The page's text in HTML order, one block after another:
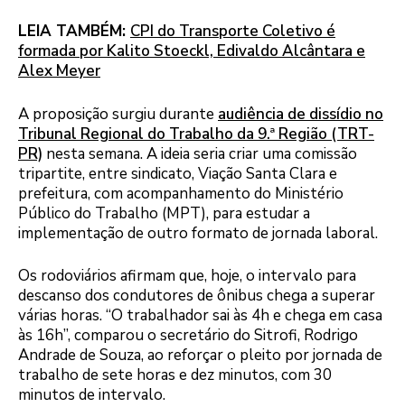
LEIA TAMBÉM: CPI do Transporte Coletivo é
formada por Kalito Stoeckl, Edivaldo Alcântara e
Alex Meyer
A proposição surgiu durante audiência de dissídio no
Tribunal Regional do Trabalho da 9.ª Região (TRT-
PR) nesta semana. A ideia seria criar uma comissão
tripartite, entre sindicato, Viação Santa Clara e
prefeitura, com acompanhamento do Ministério
Público do Trabalho (MPT), para estudar a
implementação de outro formato de jornada laboral.
Os rodoviários afirmam que, hoje, o intervalo para
descanso dos condutores de ônibus chega a superar
várias horas. “O trabalhador sai às 4h e chega em casa
às 16h”, comparou o secretário do Sitrofi, Rodrigo
Andrade de Souza, ao reforçar o pleito por jornada de
trabalho de sete horas e dez minutos, com 30
minutos de intervalo.